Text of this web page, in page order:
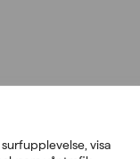
visa